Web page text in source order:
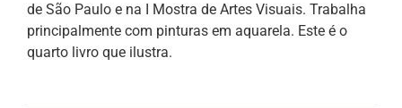
de São Paulo e na I Mostra de Artes Visuais. Trabalha
principalmente com pinturas em aquarela. Este é o
quarto livro que ilustra.